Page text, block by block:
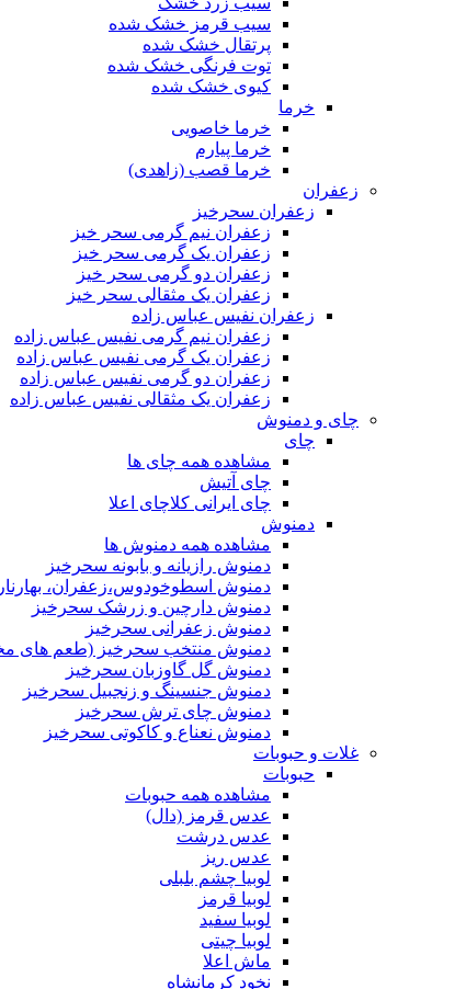
سیب قرمز خشک شده
پرتقال خشک شده
توت فرنگی خشک شده
کیوی خشک شده
خرما
خرما خاصویی
خرما پیارم
خرما قصب (زاهدی)
زعفران
زعفران سحرخیز
زعفران نیم گرمی سحر خیز
زعفران یک گرمی سحر خیز
زعفران دو گرمی سحر خیز
زعفران یک مثقالی سحر خیز
زعفران نفیس عباس زاده
زعفران نیم گرمی نفیس عباس زاده
زعفران یک گرمی نفیس عباس زاده
زعفران دو گرمی نفیس عباس زاده
زعفران یک مثقالی نفیس عباس زاده
چای و دمنوش
چای
مشاهده همه چای ها
چای آتیش
چای ایرانی کلاچای اعلا
دمنوش
مشاهده همه دمنوش ها
دمنوش رازیانه و بابونه سحرخیز
دمنوش اسطوخودوس،زعفران،
دمنوش دارچین و زرشک سحرخیز
دمنوش زعفرانی سحرخیز
دمنوش منتخب سحرخیز (طعم های
دمنوش گل گاوزبان سحرخیز
دمنوش جنسینگ و زنجبیل سحرخیز
دمنوش چای ترش سحرخیز
دمنوش نعناع و کاکوتی سحرخیز
غلات و حبوبات
حبوبات
مشاهده همه حبوبات
عدس قرمز (دال)
عدس درشت
عدس ریز
لوبیا چشم بلبلی
لوبیا قرمز
لوبیا سفید
لوبیا چیتی
ماش اعلا
نخود کرمانشاه